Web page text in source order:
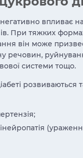
впливає
При тяжких
він може
речовин,
системи тощо.
розвиваються